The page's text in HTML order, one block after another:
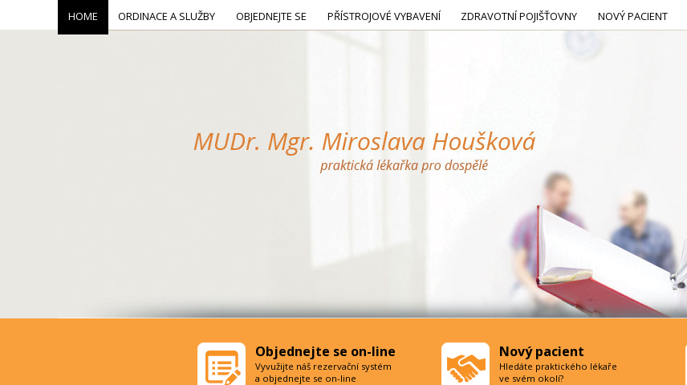
HOME ORDINACE A SLUŽBY OBJEDNEJTE SE PŘÍSTROJOVÉ VYBAVENÍ ZDRAVOTNÍ POJIŠŤOVNY NOVÝ PACIENT
Objednejte se on-line
Vyvužijte náš rezervační systém
a objednejte se on-line
Nový pacient
Hledáte praktického lékaře
ve svém okolí?